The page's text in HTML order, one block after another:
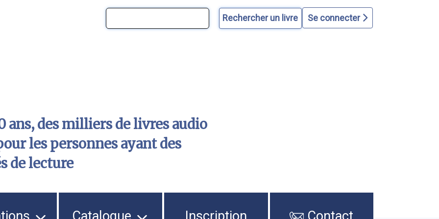
Se connecter
ans, des milliers de livres audio
les personnes ayant des
de lecture